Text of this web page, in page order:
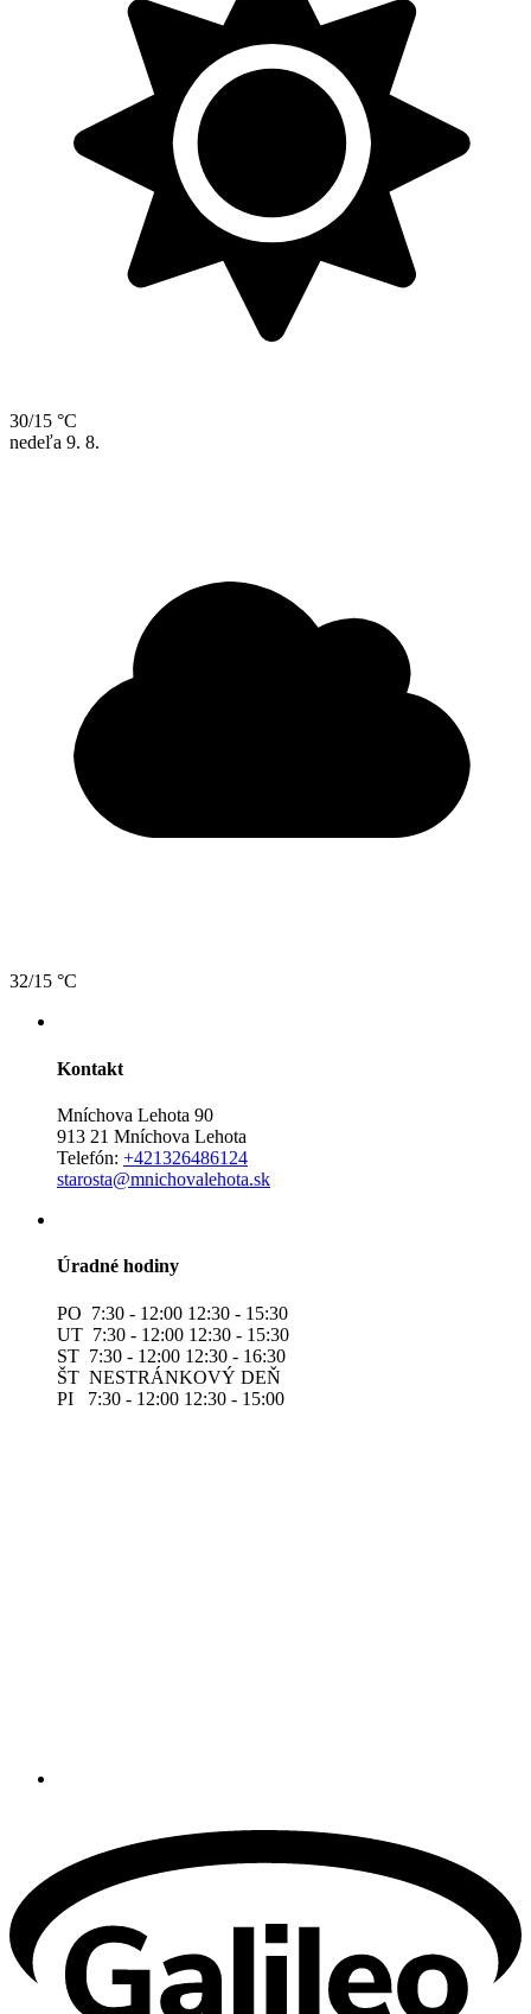
30/15 °C
nedeľa 9. 8.
32/15 °C
Kontakt
Mníchova Lehota 90
913 21 Mníchova Lehota
Telefón: +421326486124
starosta@mnichovalehota.sk
Úradné hodiny
PO 7:30 - 12:00 12:30 - 15:30
UT 7:30 - 12:00 12:30 - 15:30
ST 7:30 - 12:00 12:30 - 16:30
ŠT NESTRÁNKOVÝ DEŇ
PI 7:30 - 12:00 12:30 - 15:00